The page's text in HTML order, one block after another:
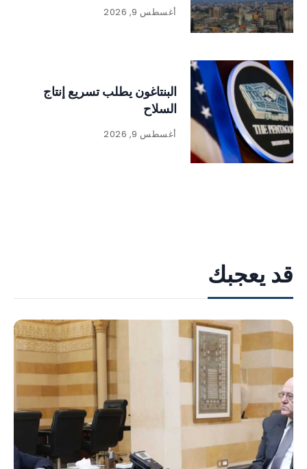
أغسطس 9, 2026
البنتاغون يطلب تسريع إنتاج
السلاح
أغسطس 9, 2026
قد يعجبك